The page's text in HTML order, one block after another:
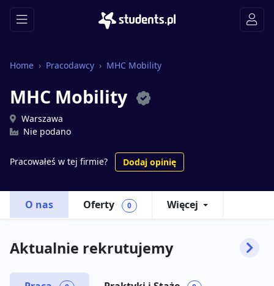
Home Pracodawcy MHC Mobility
MHC Mobility
Warszawa
Nie podano
Pracowałeś w tej firmie? Dodaj opinię
O nas Oferty 0 Więcej
Aktualnie rekrutujemy